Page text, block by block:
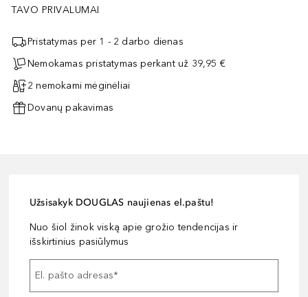
TAVO PRIVALUMAI
Pristatymas per 1 - 2 darbo dienas
Nemokamas pristatymas perkant už 39,95 €
2 nemokami mėginėliai
Dovanų pakavimas
Užsisakyk DOUGLAS naujienas el.paštu!
Nuo šiol žinok viską apie grožio tendencijas ir
išskirtinius pasiūlymus
El. pašto adresas*